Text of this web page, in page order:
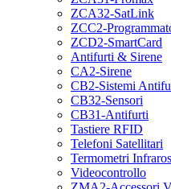
ZCA32-SatLink
ZCC2-
ZCD2-SmartCard
Antifurti & Sirene
CA2-Sirene
CB2-Sistemi
CB32-Sensori
CB31-Antifurti
Tastiere RFID
Telefoni Satellitari
Termometri
Videocontrollo